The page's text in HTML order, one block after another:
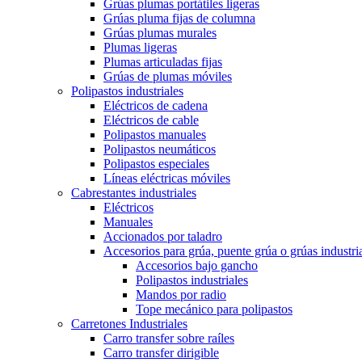
Grúas plumas portátiles ligeras
Grúas pluma fijas de columna
Grúas plumas murales
Plumas ligeras
Plumas articuladas fijas
Grúas de plumas móviles
Polipastos industriales
Eléctricos de cadena
Eléctricos de cable
Polipastos manuales
Polipastos neumáticos
Polipastos especiales
Líneas eléctricas móviles
Cabrestantes industriales
Eléctricos
Manuales
Accionados por taladro
Accesorios para grúa, puente grúa o grúas
Accesorios bajo gancho
Polipastos industriales
Mandos por radio
Tope mecánico para polipastos
Carretones Industriales
Carro transfer sobre raíles
Carro transfer dirigible